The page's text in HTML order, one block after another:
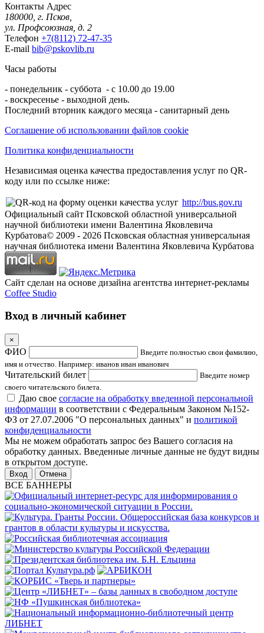
Контакты Адрес
180000, г. Псков,
ул. Профсоюзная, д. 2
Телефон +7(8112) 72-47-35
E-mail bib@pskovlib.ru
Часы работы
- понедельник - суббота - с 10.00 до 19.00
- воскресенье - выходной день.
Последний вторник каждого месяца - санитарный день
Соглашение об использовании файлов cookie
Политика конфиденциальности
Независимая оценка качества предоставления услуг по QR-
коду или по ссылке ниже:
http://bus.gov.ru
Официальный сайт Псковской областной универсальной
научной библиотеки имени Валентина Яковлевича
Курбатова© 2009 - 2026 Псковская областная универсальная
научная библиотека имени Валентина Яковлевича Курбатова
Сайт сделан на основе дизайна агентства интернет-рекламы
Coffee Studio
Вход в личный кабинет
×
ФИО
Введите полностью свои фамилию,
имя и отчество. Например: иванов иван иванович
Читательский билет
Введите номер
своего читательского билета.
Даю свое согласие на обработку введенной персональной
информации в соответствии с Федеральным Законом №152-
ФЗ от 27.07.2006 "О персональных данных" и политикой
конфиденциальности
Мы не можем обработать запрос без Вашего согласия на
обработку данных. Введенные личные данные не будут видны
в открытом доступе.
Отмена
ВСЕ БАННЕРЫ